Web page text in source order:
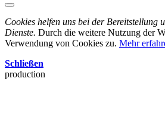
Cookies helfen uns bei der Bereitstellung
Dienste. Durch die weitere Nutzung der
Verwendung von Cookies zu. Mehr
Schließen
production